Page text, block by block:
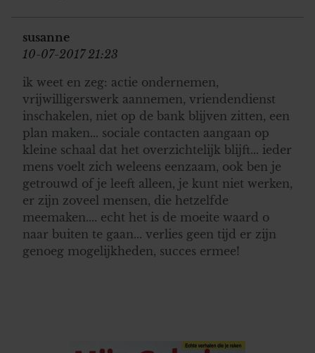
susanne
10-07-2017 21:23
ik weet en zeg: actie ondernemen,
vrijwilligerswerk aannemen, vriendendienst
inschakelen, niet op de bank blijven zitten, een
plan maken... sociale contacten aangaan op
kleine schaal dat het overzichtelijk blijft... ieder
mens voelt zich weleens eenzaam, ook ben je
getrouwd of je leeft alleen, je kunt niet werken,
er zijn zoveel mensen, die hetzelfde
meemaken.... echt het is de moeite waard o
naar buiten te gaan... verlies geen tijd er zijn
genoeg mogelijkheden, succes ermee!